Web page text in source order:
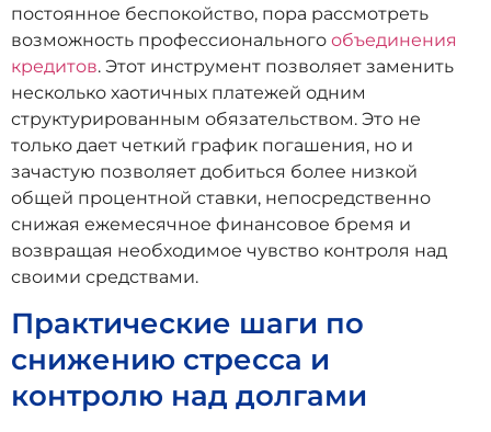
постоянное беспокойство, пора рассмотреть
возможность профессионального объединения
кредитов. Этот инструмент позволяет заменить
несколько хаотичных платежей одним
структурированным обязательством. Это не
только дает четкий график погашения, но и
зачастую позволяет добиться более низкой
общей процентной ставки, непосредственно
снижая ежемесячное финансовое бремя и
возвращая необходимое чувство контроля над
своими средствами.
Практические шаги по
снижению стресса и
контролю над долгами